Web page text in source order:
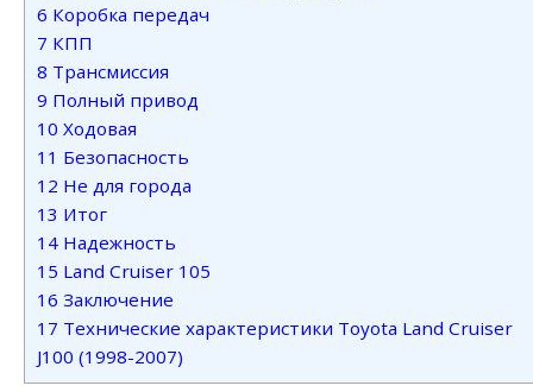
6 Коробка передач
7 КПП
8 Трансмиссия
9 Полный привод
10 Ходовая
11 Безопасность
12 Не для города
13 Итог
14 Надежность
15 Land Cruiser 105
16 Заключение
17 Технические характеристики Toyota Land Cruiser
J100 (1998-2007)